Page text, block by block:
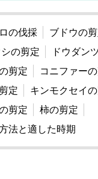
の伐採 ブドウの
の剪定
ドウダン
剪定
コニファー
定
キンモクセイ
剪定
柿の剪定
法と適した時期